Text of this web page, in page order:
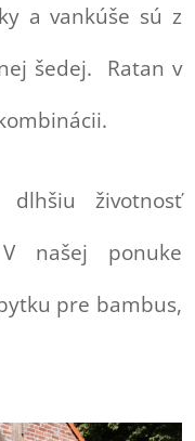
a vankúše sú z
šedej. Ratan v
dlhšiu životnosť
našej ponuke
pre bambus,